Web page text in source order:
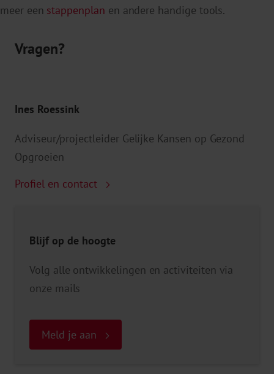
meer een stappenplan en andere handige tools.
Vragen?
Ines Roessink
Adviseur/projectleider Gelijke Kansen op Gezond
Opgroeien
Profiel en contact
Blijf op de hoogte
Volg alle ontwikkelingen en activiteiten via
onze mails
Meld je aan